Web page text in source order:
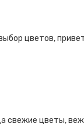
цветов,
свежие цветы,